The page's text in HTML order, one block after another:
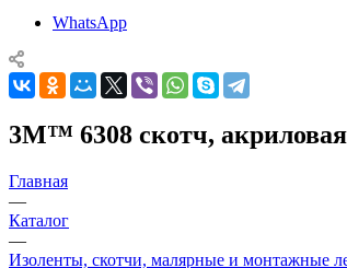
WhatsApp
3M™ 6308 скотч,
Главная
—
Каталог
—
Изоленты, скотчи, малярные и монтажные